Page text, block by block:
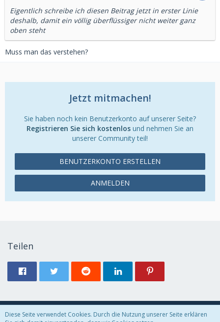
Eigentlich schreibe ich diesen Beitrag jetzt in erster Linie
deshalb, damit ein völlig überflüssiger nicht weiter ganz
oben steht
Muss man das verstehen?
Jetzt mitmachen!
Sie haben noch kein Benutzerkonto auf unserer Seite?
Registrieren Sie sich kostenlos und nehmen Sie an
unserer Community teil!
BENUTZERKONTO ERSTELLEN
ANMELDEN
Teilen
Datenschutzerklärung Kontakt Impressum
Diese Seite verwendet Cookies. Durch die Nutzung unserer Seite erklären